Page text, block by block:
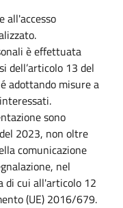
all'accesso
è effettuata
dell’articolo 13 del
adottando misure a
sono
2023, non oltre
comunicazione
nel
di cui all'articolo 12
(UE) 2016/679.